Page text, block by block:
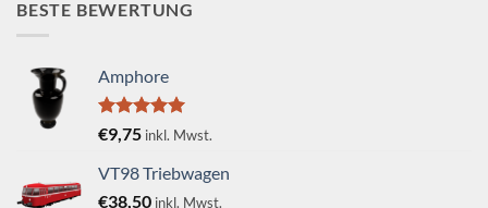
BESTE BEWERTUNG
Amphore
Bewertet
mit
von 5
€9,75 inkl. Mwst.
VT98 Triebwagen
€38,50 inkl. Mwst.